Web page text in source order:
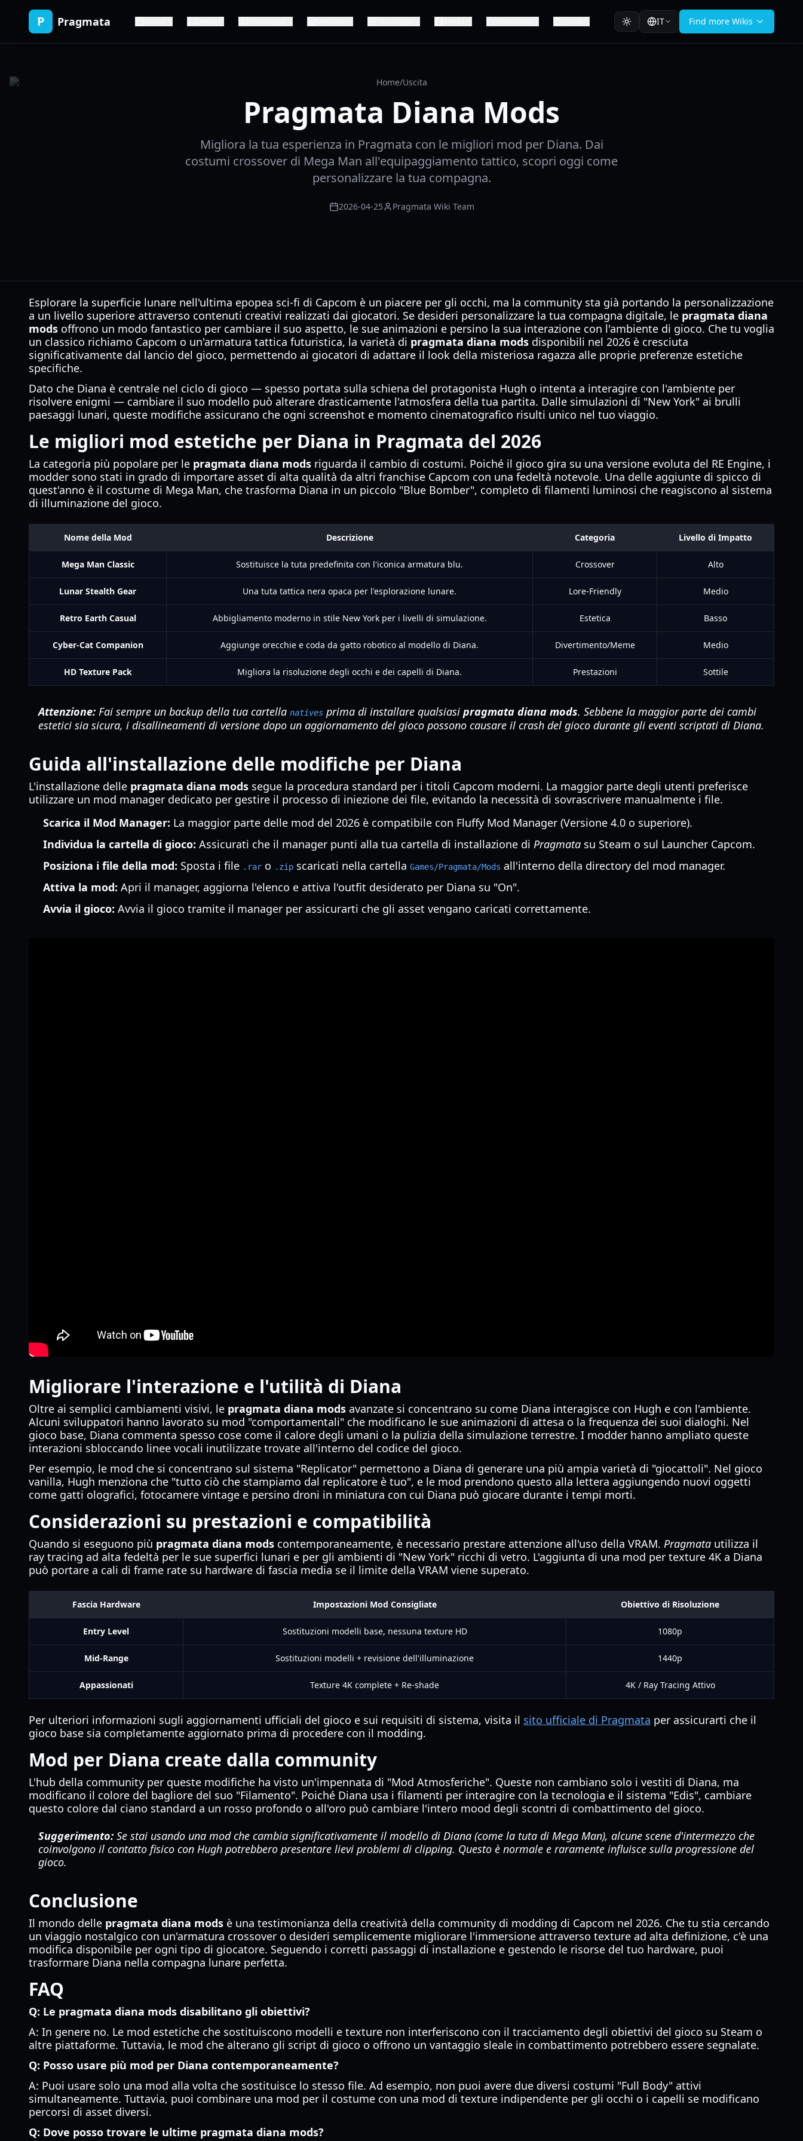
P Pragmata IT Find more Wikis
Home/Uscita
Pragmata Diana Mods
Migliora la tua esperienza in Pragmata con le migliori mod per Diana. Dai
costumi crossover di Mega Man all'equipaggiamento tattico, scopri oggi come
personalizzare la tua compagna.
2026-04-25 Pragmata Wiki Team
Esplorare la superficie lunare nell'ultima epopea sci-fi di Capcom è un piacere per gli occhi, ma la community sta già portando la personalizzazione
a un livello superiore attraverso contenuti creativi realizzati dai giocatori. Se desideri personalizzare la tua compagna digitale, le pragmata diana
mods offrono un modo fantastico per cambiare il suo aspetto, le sue animazioni e persino la sua interazione con l'ambiente di gioco. Che tu voglia
un classico richiamo Capcom o un'armatura tattica futuristica, la varietà di pragmata diana mods disponibili nel 2026 è cresciuta
significativamente dal lancio del gioco, permettendo ai giocatori di adattare il look della misteriosa ragazza alle proprie preferenze estetiche
specifiche.
Dato che Diana è centrale nel ciclo di gioco — spesso portata sulla schiena del protagonista Hugh o intenta a interagire con l'ambiente per
risolvere enigmi — cambiare il suo modello può alterare drasticamente l'atmosfera della tua partita. Dalle simulazioni di "New York" ai brulli
paesaggi lunari, queste modifiche assicurano che ogni screenshot e momento cinematografico risulti unico nel tuo viaggio.
Le migliori mod estetiche per Diana in Pragmata del 2026
La categoria più popolare per le pragmata diana mods riguarda il cambio di costumi. Poiché il gioco gira su una versione evoluta del RE Engine, i
modder sono stati in grado di importare asset di alta qualità da altri franchise Capcom con una fedeltà notevole. Una delle aggiunte di spicco di
quest'anno è il costume di Mega Man, che trasforma Diana in un piccolo "Blue Bomber", completo di filamenti luminosi che reagiscono al sistema
di illuminazione del gioco.
Nome della Mod Descrizione Categoria Livello di Impatto
Mega Man Classic Sostituisce la tuta predefinita con l'iconica armatura blu. Crossover Alto
Lunar Stealth Gear Una tuta tattica nera opaca per l'esplorazione lunare. Lore-Friendly Medio
Retro Earth Casual Abbigliamento moderno in stile New York per i livelli di simulazione. Estetica Basso
Cyber-Cat Companion Aggiunge orecchie e coda da gatto robotico al modello di Diana. Divertimento/Meme Medio
HD Texture Pack Migliora la risoluzione degli occhi e dei capelli di Diana. Prestazioni Sottile
Attenzione: Fai sempre un backup della tua cartella natives prima di installare qualsiasi pragmata diana mods. Sebbene la maggior parte dei cambi
estetici sia sicura, i disallineamenti di versione dopo un aggiornamento del gioco possono causare il crash del gioco durante gli eventi scriptati di Diana.
Guida all'installazione delle modifiche per Diana
L'installazione delle pragmata diana mods segue la procedura standard per i titoli Capcom moderni. La maggior parte degli utenti preferisce
utilizzare un mod manager dedicato per gestire il processo di iniezione dei file, evitando la necessità di sovrascrivere manualmente i file.
Scarica il Mod Manager: La maggior parte delle mod del 2026 è compatibile con Fluffy Mod Manager (Versione 4.0 o superiore).
Individua la cartella di gioco: Assicurati che il manager punti alla tua cartella di installazione di Pragmata su Steam o sul Launcher Capcom.
Posiziona i file della mod: Sposta i file .rar o .zip scaricati nella cartella Games/Pragmata/Mods all'interno della directory del mod manager.
Attiva la mod: Apri il manager, aggiorna l'elenco e attiva l'outfit desiderato per Diana su "On".
Avvia il gioco: Avvia il gioco tramite il manager per assicurarti che gli asset vengano caricati correttamente.
Migliorare l'interazione e l'utilità di Diana
Oltre ai semplici cambiamenti visivi, le pragmata diana mods avanzate si concentrano su come Diana interagisce con Hugh e con l'ambiente.
Alcuni sviluppatori hanno lavorato su mod "comportamentali" che modificano le sue animazioni di attesa o la frequenza dei suoi dialoghi. Nel
gioco base, Diana commenta spesso cose come il calore degli umani o la pulizia della simulazione terrestre. I modder hanno ampliato queste
interazioni sbloccando linee vocali inutilizzate trovate all'interno del codice del gioco.
Per esempio, le mod che si concentrano sul sistema "Replicator" permettono a Diana di generare una più ampia varietà di "giocattoli". Nel gioco
vanilla, Hugh menziona che "tutto ciò che stampiamo dal replicatore è tuo", e le mod prendono questo alla lettera aggiungendo nuovi oggetti
come gatti olografici, fotocamere vintage e persino droni in miniatura con cui Diana può giocare durante i tempi morti.
Considerazioni su prestazioni e compatibilità
Quando si eseguono più pragmata diana mods contemporaneamente, è necessario prestare attenzione all'uso della VRAM. Pragmata utilizza il
ray tracing ad alta fedeltà per le sue superfici lunari e per gli ambienti di "New York" ricchi di vetro. L'aggiunta di una mod per texture 4K a Diana
può portare a cali di frame rate su hardware di fascia media se il limite della VRAM viene superato.
Fascia Hardware Impostazioni Mod Consigliate Obiettivo di Risoluzione
Entry Level Sostituzioni modelli base, nessuna texture HD 1080p
Mid-Range Sostituzioni modelli + revisione dell'illuminazione 1440p
Appassionati Texture 4K complete + Re-shade 4K / Ray Tracing Attivo
Per ulteriori informazioni sugli aggiornamenti ufficiali del gioco e sui requisiti di sistema, visita il sito ufficiale di Pragmata per assicurarti che il
gioco base sia completamente aggiornato prima di procedere con il modding.
Mod per Diana create dalla community
L'hub della community per queste modifiche ha visto un'impennata di "Mod Atmosferiche". Queste non cambiano solo i vestiti di Diana, ma
modificano il colore del bagliore del suo "Filamento". Poiché Diana usa i filamenti per interagire con la tecnologia e il sistema "Edis", cambiare
questo colore dal ciano standard a un rosso profondo o all'oro può cambiare l'intero mood degli scontri di combattimento del gioco.
Suggerimento: Se stai usando una mod che cambia significativamente il modello di Diana (come la tuta di Mega Man), alcune scene d'intermezzo che
coinvolgono il contatto fisico con Hugh potrebbero presentare lievi problemi di clipping. Questo è normale e raramente influisce sulla progressione del
gioco.
Conclusione
Il mondo delle pragmata diana mods è una testimonianza della creatività della community di modding di Capcom nel 2026. Che tu stia cercando
un viaggio nostalgico con un'armatura crossover o desideri semplicemente migliorare l'immersione attraverso texture ad alta definizione, c'è una
modifica disponibile per ogni tipo di giocatore. Seguendo i corretti passaggi di installazione e gestendo le risorse del tuo hardware, puoi
trasformare Diana nella compagna lunare perfetta.
FAQ
Q: Le pragmata diana mods disabilitano gli obiettivi?
A: In genere no. Le mod estetiche che sostituiscono modelli e texture non interferiscono con il tracciamento degli obiettivi del gioco su Steam o
altre piattaforme. Tuttavia, le mod che alterano gli script di gioco o offrono un vantaggio sleale in combattimento potrebbero essere segnalate.
Q: Posso usare più mod per Diana contemporaneamente?
A: Puoi usare solo una mod alla volta che sostituisce lo stesso file. Ad esempio, non puoi avere due diversi costumi "Full Body" attivi
simultaneamente. Tuttavia, puoi combinare una mod per il costume con una mod di texture indipendente per gli occhi o i capelli se modificano
percorsi di asset diversi.
Q: Dove posso trovare le ultime pragmata diana mods?